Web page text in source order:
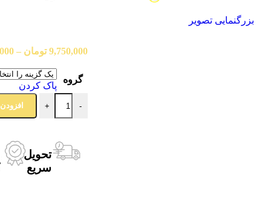
بزرگنمایی تصویر
9,750,000 تومان –
گروه
پاک کردن
-
+
تحویل
سریع